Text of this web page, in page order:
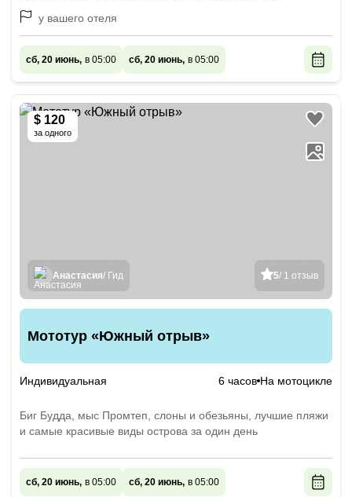
у вашего отеля
сб, 20 июнь, в 05:00 сб, 20 июнь, в 05:00
$ 120
за одного
5/ 1 отзыв
Анастасия/ Гид
Мототур «Южный отрыв»
Индивидуальная 6 часов На мотоцикле
Биг Будда, мыс Промтеп, слоны и обезьяны, лучшие пляжи
и самые красивые виды острова за один день
сб, 20 июнь, в 05:00 сб, 20 июнь, в 05:00